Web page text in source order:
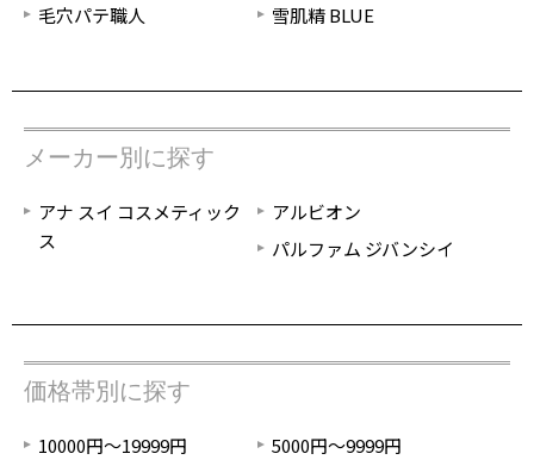
毛穴パテ職人
雪肌精 BLUE
メーカー別に探す
アナ スイ コスメティック
ス
アルビオン
パルファム ジバンシイ
価格帯別に探す
10000円～19999円 5000円～9999円